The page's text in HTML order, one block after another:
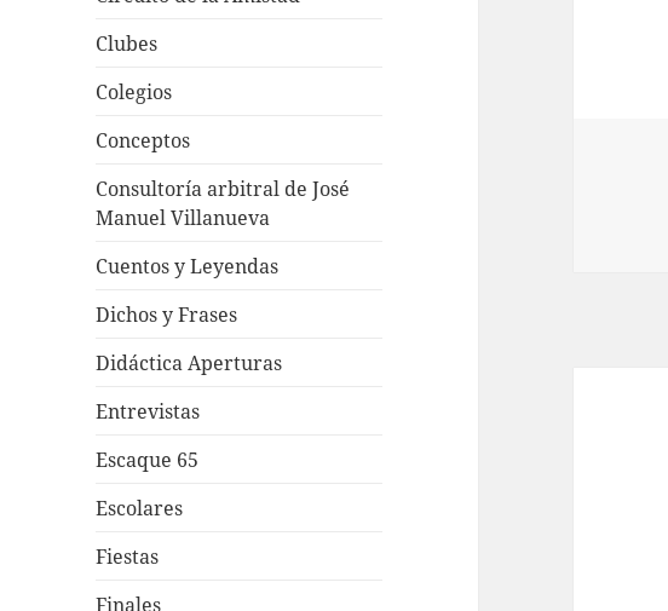
Clubes
Colegios
Conceptos
Consultoría arbitral de José
Manuel Villanueva
Cuentos y Leyendas
Dichos y Frases
Didáctica Aperturas
Entrevistas
Escaque 65
Escolares
Fiestas
Finales